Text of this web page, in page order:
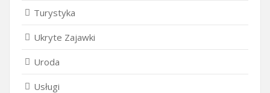
Turystyka
Ukryte Zajawki
Uroda
Usługi